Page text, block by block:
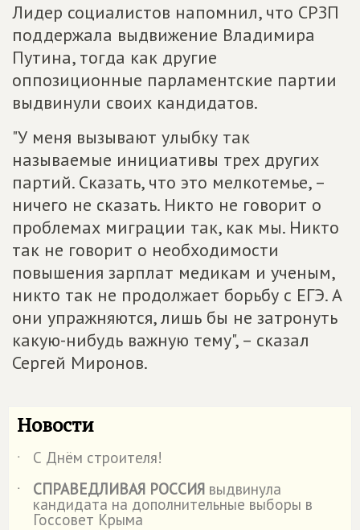
Лидер социалистов напомнил, что СРЗП
поддержала выдвижение Владимира
Путина, тогда как другие
оппозиционные парламентские партии
выдвинули своих кандидатов.
"У меня вызывают улыбку так
называемые инициативы трех других
партий. Сказать, что это мелкотемье, –
ничего не сказать. Никто не говорит о
проблемах миграции так, как мы. Никто
так не говорит о необходимости
повышения зарплат медикам и ученым,
никто так не продолжает борьбу с ЕГЭ. А
они упражняются, лишь бы не затронуть
какую-нибудь важную тему", – сказал
Сергей Миронов.
Новости
˙
С Днём строителя!
˙
СПРАВЕДЛИВАЯ РОССИЯ выдвинула
кандидата на дополнительные выборы в
Госсовет Крыма